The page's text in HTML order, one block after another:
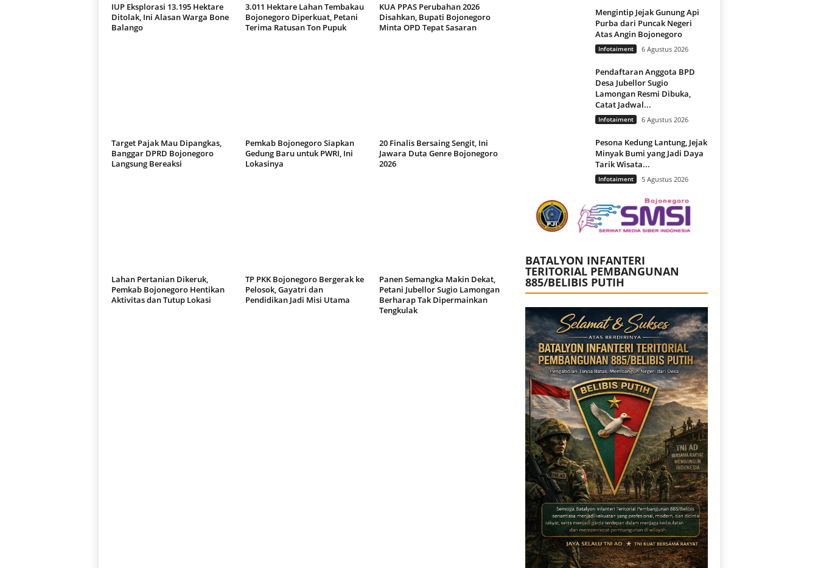
IUP Eksplorasi 13.195 Hektare
Ditolak, Ini Alasan Warga Bone
Balango
3.011 Hektare Lahan Tembakau
Bojonegoro Diperkuat, Petani
Terima Ratusan Ton Pupuk
KUA PPAS Perubahan 2026
Disahkan, Bupati Bojonegoro
Minta OPD Tepat Sasaran
Target Pajak Mau Dipangkas,
Banggar DPRD Bojonegoro
Langsung Bereaksi
Pemkab Bojonegoro Siapkan
Gedung Baru untuk PWRI, Ini
Lokasinya
20 Finalis Bersaing Sengit, Ini
Jawara Duta Genre Bojonegoro
2026
Lahan Pertanian Dikeruk,
Pemkab Bojonegoro Hentikan
Aktivitas dan Tutup Lokasi
TP PKK Bojonegoro Bergerak ke
Pelosok, Gayatri dan
Pendidikan Jadi Misi Utama
Panen Semangka Makin Dekat,
Petani Jubellor Sugio Lamongan
Berharap Tak Dipermainkan
Tengkulak
Mengintip Jejak Gunung Api
Purba dari Puncak Negeri
Atas Angin Bojonegoro
Infotaiment 6 Agustus 2026
Pendaftaran Anggota BPD
Desa Jubellor Sugio
Lamongan Resmi Dibuka,
Catat Jadwal...
Infotaiment 6 Agustus 2026
Pesona Kedung Lantung, Jejak
Minyak Bumi yang Jadi Daya
Tarik Wisata...
Infotaiment 5 Agustus 2026
BATALYON INFANTERI
TERITORIAL PEMBANGUNAN
885/BELIBIS PUTIH